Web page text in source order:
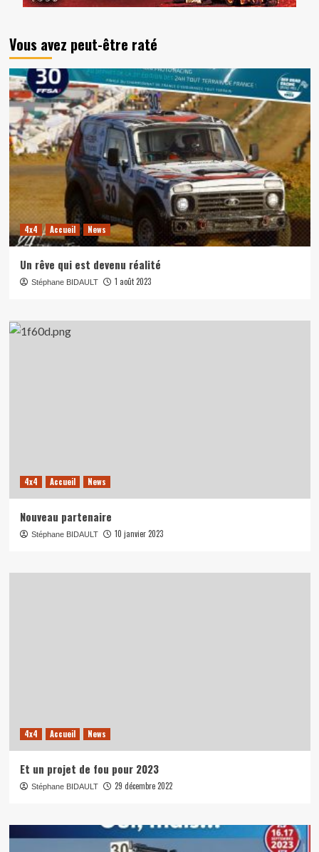
Vous avez peut-être raté
4x4 Accueil News
Un rêve qui est devenu réalité
Stéphane BIDAULT 1 août 2023
4x4 Accueil News
Nouveau partenaire
Stéphane BIDAULT 10 janvier 2023
4x4 Accueil News
Et un projet de fou pour 2023
Stéphane BIDAULT 29 décembre 2022